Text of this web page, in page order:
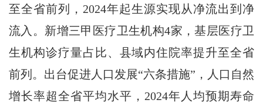
至全省前列，2024年起生源实现从净流出到净
流入。新增三甲医疗卫生机构4家，基层医疗卫
生机构诊疗量占比、县域内住院率提升至全省
前列。出台促进人口发展“六条措施”，人口自然
增长率超全省平均水平，2024年人均预期寿命